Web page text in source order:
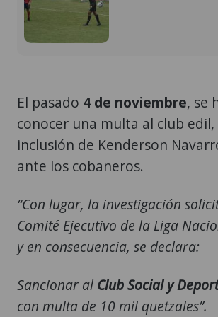
El pasado 4 de noviembre, se
conocer una multa al club edil,
inclusión de Kenderson
ante los cobaneros.
“Con lugar, la investigación
Comité Ejecutivo de la Liga
y en consecuencia, se declara:
Sancionar al Club Social y
con multa de 10 mil quetzales”.